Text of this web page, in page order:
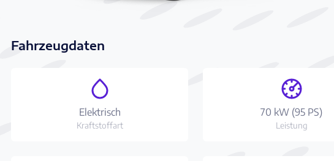
Fahrzeugdaten
Elektrisch
Kraftstoffart
70 kW (95 PS)
Leistung